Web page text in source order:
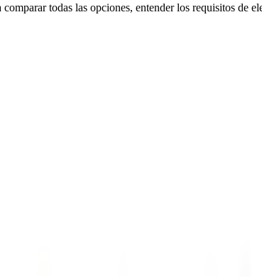
todas las opciones, entender los requisitos